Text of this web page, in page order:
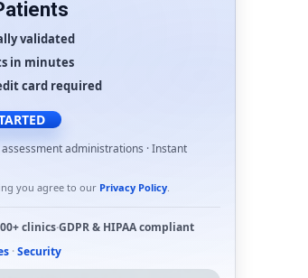
validated
in minutes
card required
administrations · Instant
you agree to our Privacy Policy.
clinics·GDPR& HIPAAcompliant
· Security